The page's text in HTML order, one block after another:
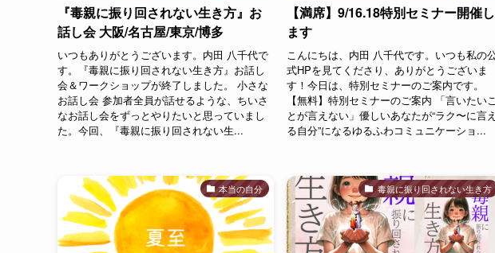
『毒親に振り回されない生き方』お
話し会 大阪/名古屋/東京/博多
いつもありがとうございます。内田 八千代で
す。『毒親に振り回されない生き方』お話し
会＆ワークショップが終了しました。 小さな
お話し会 参加者全員が話せるような、ちいさ
なお話し会をずっとやりたいと思っていまし
た。今回、『毒親に振り回されない生...
【満席】9/16.18特別セミナー開催し
ます
こんにちは、内田 八千代です。いつも私の
式HPを見てくださり、ありがとうございま
す！今日は、特別セミナーのご案内です。
【無料】特別セミナーのご案内 「言いたいこ
とが言えない」優しいあなたが“ラク〜に言え
る自分”になるゆるふわコミュニケーショ...
本当の自分 毒親に振り回されない生き方